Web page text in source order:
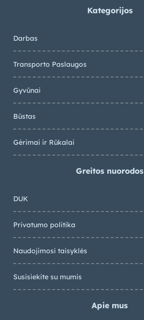
Kategorijos
Darbas
Transporto Paslaugos
Gyvūnai
Būstas
Gėrimai ir Rūkalai
Greitos nuorodos
DUK
Privatumo politika
Naudojimosi taisyklės
Susisiekite su mumis
Apie mus